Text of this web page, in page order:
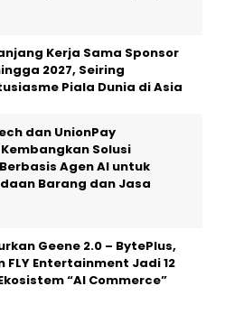
Kerja Sama Sponsor
2027, Seiring
Piala Dunia di Asia
dan UnionPay
Solusi
Agen AI untuk
Barang dan Jasa
Geene 2.0 – BytePlus,
FLY Entertainment Jadi 12
“AI Commerce”